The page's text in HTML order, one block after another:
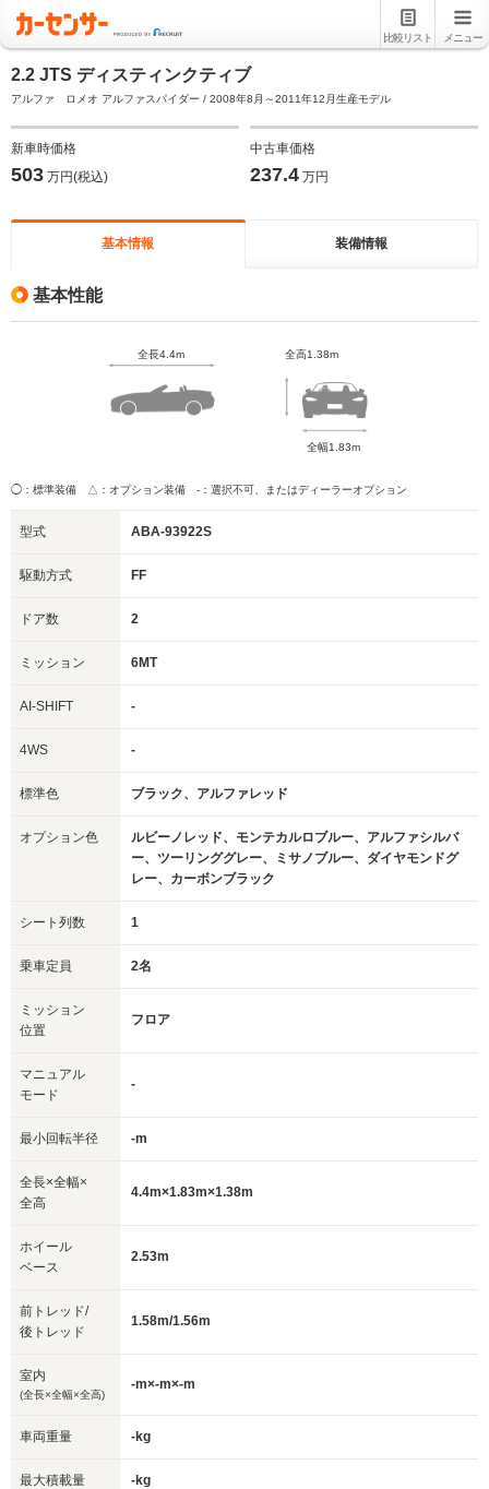
比較リスト メニュー
2.2 JTS ディスティンクティブ
アルファ ロメオ アルファスパイダー / 2008年8月～2011年12月生産モデル
新車時価格
503 万円(税込)
中古車価格
237.4 万円
基本情報 装備情報
基本性能
全長4.4m 全高1.38m
全幅1.83m
◯：標準装備 △：オプション装備 -：選択不可、またはディーラーオプション
型式 ABA-93922S
駆動方式 FF
ドア数 2
ミッション 6MT
AI-SHIFT -
4WS -
標準色 ブラック、アルファレッド
オプション色
ルビーノレッド、モンテカルロブルー、アルファシルバ
ー、ツーリンググレー、ミサノブルー、ダイヤモンドグ
レー、カーボンブラック
シート列数 1
乗車定員 2名
ミッション
位置
フロア
マニュアル
モード
-
最小回転半径 -m
全長×全幅×
全高
4.4m×1.83m×1.38m
ホイール
ベース
2.53m
前トレッド/
後トレッド
1.58m/1.56m
室内
(全長×全幅×全高)
-m×-m×-m
車両重量 -kg
最大積載量 -kg